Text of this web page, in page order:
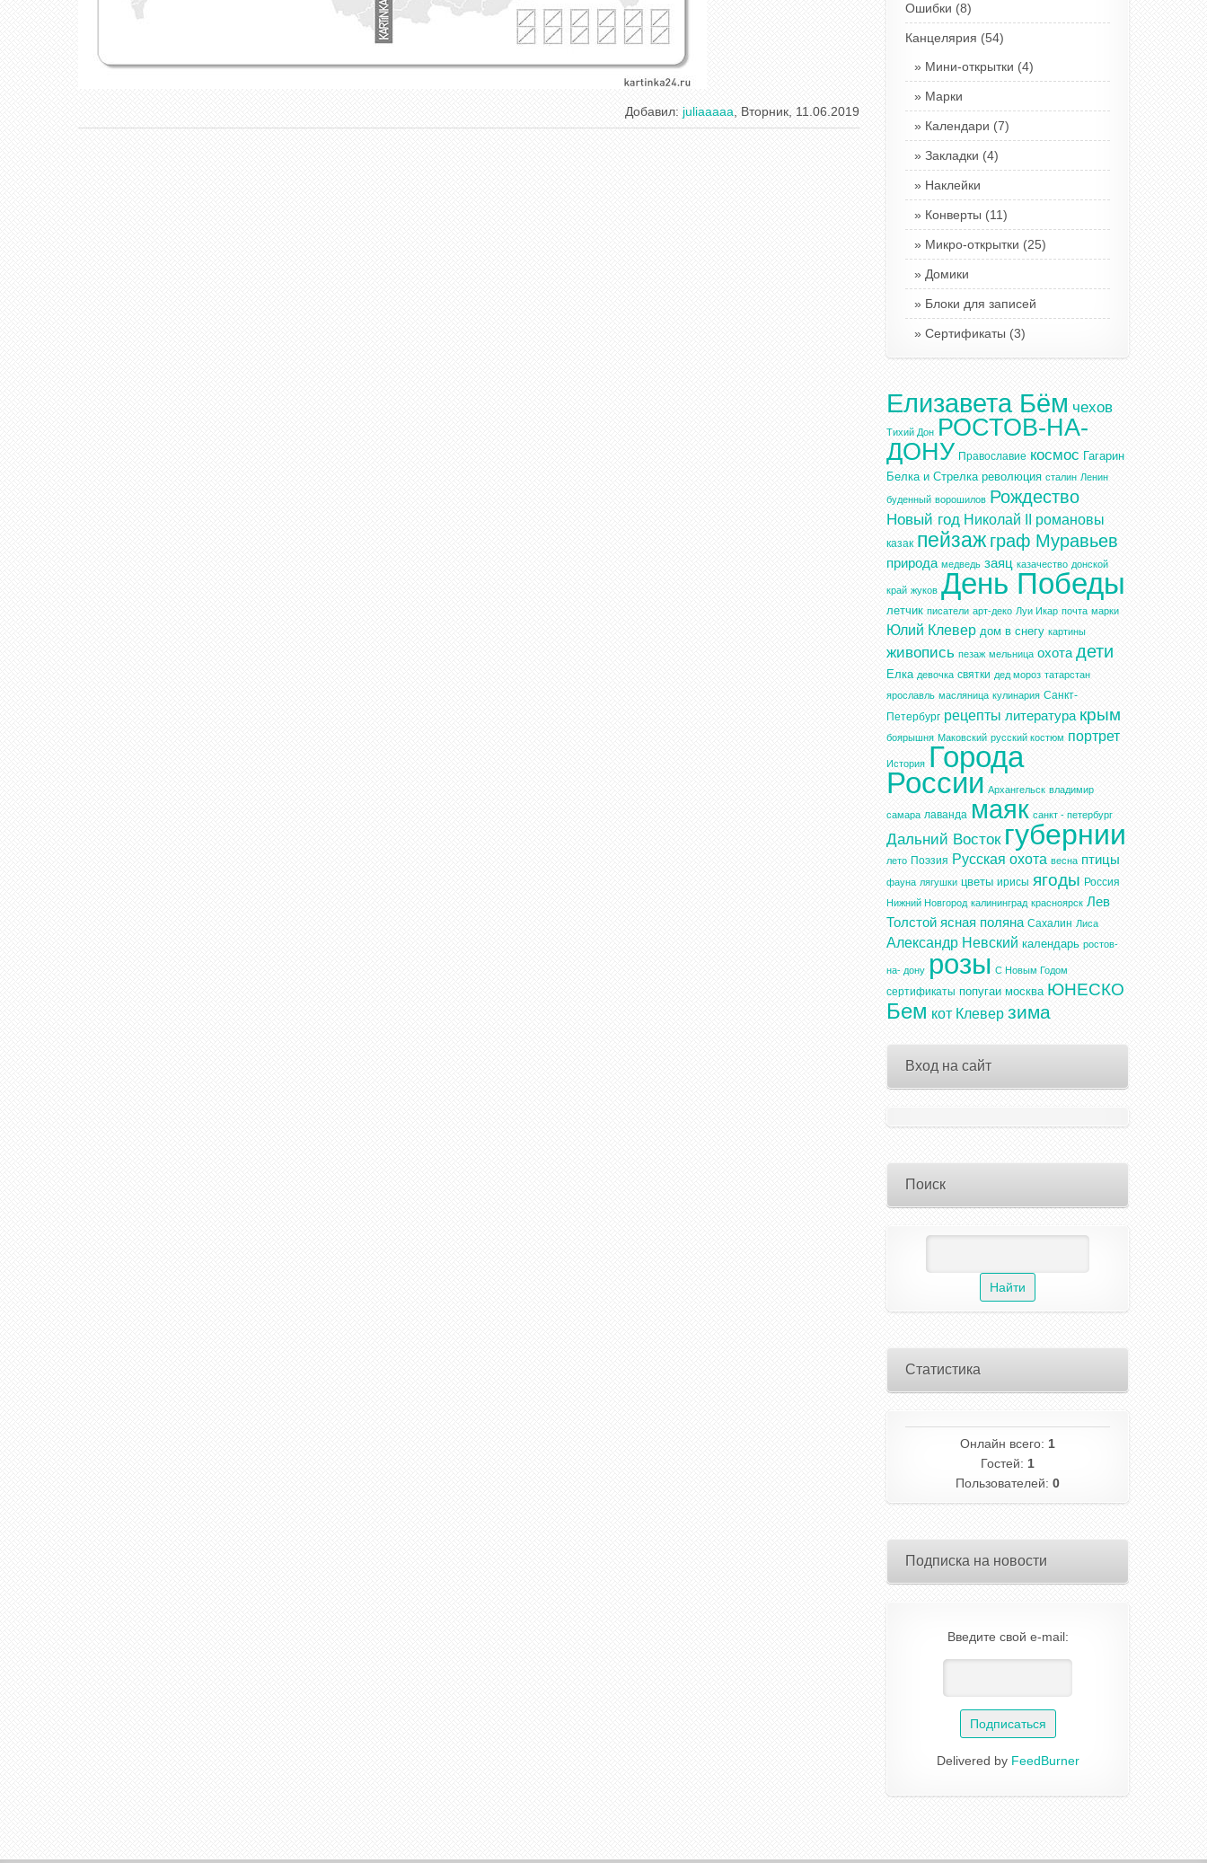
Добавил: juliaaaaa , Вторник, 11.06.2019
Ошибки (8)
Канцелярия (54)
Мини-открытки (4)
Марки
Календари (7)
Закладки (4)
Наклейки
Конверты (11)
Микро-открытки (25)
Домики
Блоки для записей
Сертификаты (3)
Елизавета Бём чехов
Тихий Дон РОСТОВ-НА-
ДОНУ Православие космос Гагарин
Белка и Стрелка революция сталин Ленин
буденный ворошилов Рождество
Новый год Николай II романовы
казак пейзаж граф Муравьев
природа медведь заяц казачество донской
край жуков День Победы
летчик писатели арт-деко Луи Икар почта марки
Юлий Клевер дом в снегу картины
живопись пезаж мельница охота дети
Елка девочка святки дед мороз татарстан
ярославль масляница кулинария Санкт-
Петербург рецепты литература крым
боярышня Маковский русский костюм портрет
История Города
России Архангельск владимир
самара лаванда маяк санкт - петербург
Дальний Восток губернии
лето Поэзия Русская охота весна птицы
фауна лягушки цветы ирисы ягоды Россия
Нижний Новгород калининград красноярск Лев
Толстой ясная поляна Сахалин Лиса
Александр Невский календарь ростов-
на- дону розы С Новым Годом
сертификаты попугаи москва ЮНЕСКО
Бем кот Клевер зима
Вход на сайт
Поиск
Статистика
Онлайн всего: 1
Гостей: 1
Пользователей: 0
Подписка на новости
Введите свой e-mail:
Delivered by FeedBurner